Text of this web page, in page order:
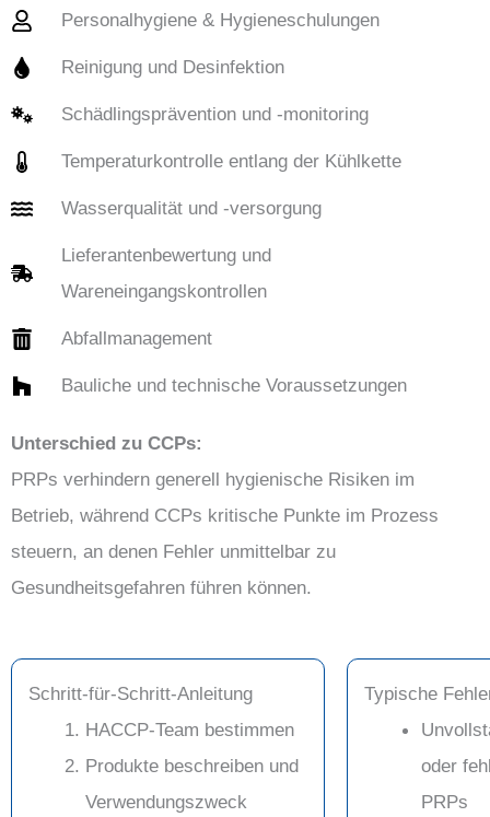
Personalhygiene & Hygieneschulungen
Reinigung und Desinfektion
Schädlingsprävention und -monitoring
Temperaturkontrolle entlang der Kühlkette
Wasserqualität und -versorgung
Lieferantenbewertung und
Wareneingangskontrollen
Abfallmanagement
Bauliche und technische Voraussetzungen
Unterschied zu CCPs:
PRPs verhindern generell hygienische Risiken im
Betrieb, während CCPs kritische Punkte im Prozess
steuern, an denen Fehler unmittelbar zu
Gesundheitsgefahren führen können.
Schritt-für-Schritt-Anleitung
HACCP-Team bestimmen
Produkte beschreiben und
Verwendungszweck
Typische
oder
PRPs